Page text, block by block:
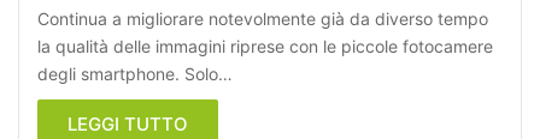
Continua a migliorare notevolmente già da diverso tempo
la qualità delle immagini riprese con le piccole fotocamere
degli smartphone. Solo…
LEGGI TUTTO